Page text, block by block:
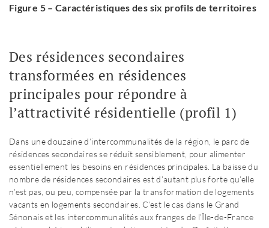
Figure 5 – Caractéristiques des six profils de territoires
Des résidences secondaires
transformées en résidences
principales pour répondre à
l’attractivité résidentielle (profil 1)
Dans une douzaine d’intercommunalités de la région, le parc de
résidences secondaires se réduit sensiblement, pour alimenter
essentiellement les besoins en résidences principales. La baisse du
nombre de résidences secondaires est d’autant plus forte qu’elle
n’est pas, ou peu, compensée par la transformation de logements
vacants en logements secondaires. C’est le cas dans le Grand
Sénonais et les intercommunalités aux franges de l’Île-de-France